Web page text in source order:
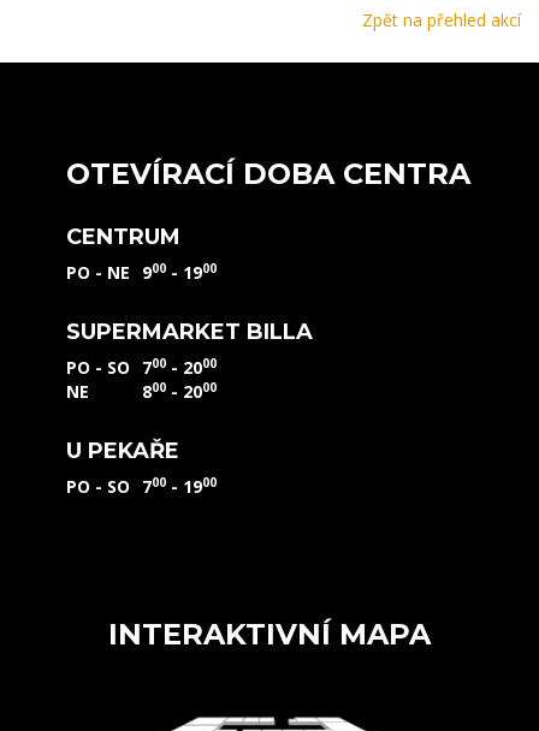
Zpět na přehled akcí
OTEVÍRACÍ DOBA CENTRA
CENTRUM
PO - NE 900 - 1900
SUPERMARKET BILLA
PO - SO 700 - 2000
NE 800 - 2000
U PEKAŘE
PO - SO 700 - 1900
INTERAKTIVNÍ MAPA